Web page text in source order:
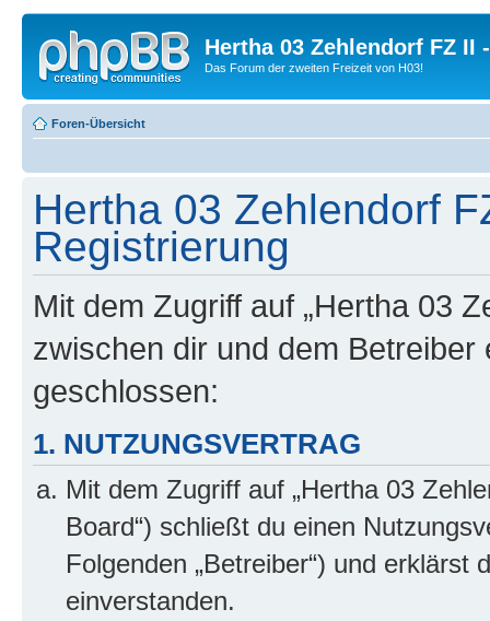
Hertha 03 Zehlendorf FZ II
Das Forum der zweiten Freizeit von H03!
Foren-Übersicht
Hertha 03 Zehlendorf
Registrierung
Mit dem Zugriff auf „Hertha 03
zwischen dir und dem
geschlossen:
1. NUTZUNGSVERTRAG
Mit dem Zugriff auf „Hertha 03
Board“) schließt du einen
Folgenden „Betreiber“) und
einverstanden.